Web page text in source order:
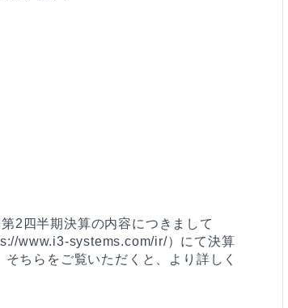
2四半期決算の内容につきまして
www.i3-systems.com/ir/）にて決算
ちらをご覧いただくと、より詳しく